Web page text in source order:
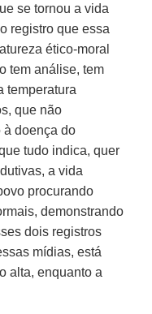
se tornou a vida
registro que essa
ético-moral
tem análise, tem
temperatura
que não
à doença do
tudo indica, quer
a vida
procurando
demonstrando
dois registros
mídias, está
alta, enquanto a